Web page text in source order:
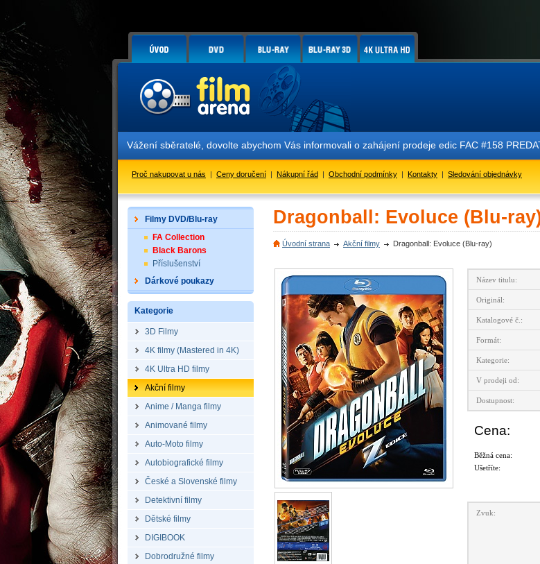
Vážení sběratelé, dovolte abychom Vás informovali o zahájení prodeje edic FAC #158
Proč nakupovat u nás | Ceny doručení | Nákupní řád | Obchodní podmínky | Kontakty | Sledování objednávky
Filmy DVD/Blu-ray
FA Collection
Black Barons
Příslušenství
Dárkové poukazy
Kategorie
3D Filmy
4K filmy (Mastered in 4K)
4K Ultra HD filmy
Akční filmy
Anime / Manga filmy
Animované filmy
Auto-Moto filmy
Autobiografické filmy
České a Slovenské filmy
Detektivní filmy
Dětské filmy
DIGIBOOK
Dobrodružné filmy
Dragonball: Evoluce (Blu-
Úvodní strana Akční filmy Dragonball: Evoluce (Blu-ray)
Název titulu:
Originál:
Katalogové č.:
Formát:
Kategorie:
V prodeji od:
Dostupnost:
Cena:
Běžná cena:
Ušetříte:
Zvuk: